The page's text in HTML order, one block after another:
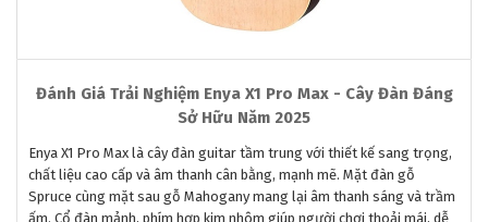
Đánh Giá Trải Nghiệm Enya X1 Pro Max - Cây Đàn Đáng
Sở Hữu Năm 2025
Enya X1 Pro Max là cây đàn guitar tầm trung với thiết kế sang trọng,
chất liệu cao cấp và âm thanh cân bằng, mạnh mẽ. Mặt đàn gỗ
Spruce cùng mặt sau gỗ Mahogany mang lại âm thanh sáng và trầm
ấm. Cổ đàn mảnh, phím hợp kim nhôm giúp người chơi thoải mái, dễ